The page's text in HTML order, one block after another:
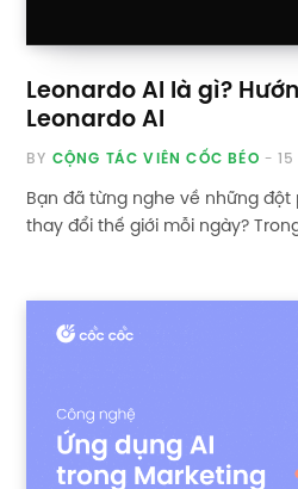
Leonardo AI là gì?
Leonardo AI
BY CỘNG TÁC VIÊN CỐC BÉO
Bạn đã từng nghe về những
thay đổi thế giới mỗi ngày?